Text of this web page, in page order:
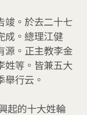
成。總理江健
源。正主教李金
姓等。皆兼五大
行云。